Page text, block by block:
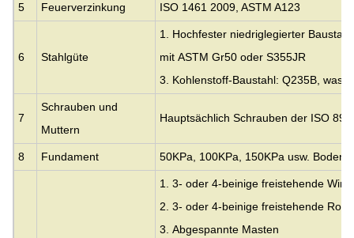
5 Feuerverzinkung ISO 1461 2009, ASTM A123
6 Stahlgüte
1. Hochfester niedriglegierter
mit ASTM Gr50 oder S355JR
3. Kohlenstoff-Baustahl: Q235B, was
7
Schrauben und
Muttern
Hauptsächlich Schrauben der ISO
8 Fundament 50KPa, 100KPa, 150KPa usw.
1. 3- oder 4-beinige freistehende
2. 3- oder 4-beinige freistehende
3. Abgespannte Masten